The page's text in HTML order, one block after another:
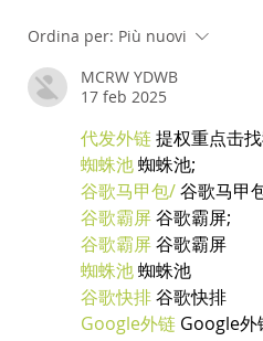
Ordina per: Più nuovi
MCRW YDWB
17 feb 2025
代发外链 提权重点击
蜘蛛池 蜘蛛池;
谷歌马甲包/ 谷歌马甲
谷歌霸屏 谷歌霸屏;
谷歌霸屏 谷歌霸屏
蜘蛛池 蜘蛛池
谷歌快排 谷歌快排
Google外链 Google外